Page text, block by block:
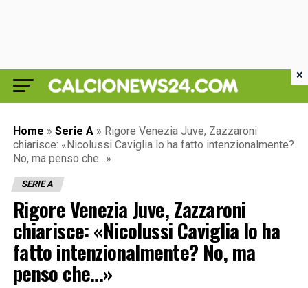
Home » Serie A » Rigore Venezia Juve, Zazzaroni
chiarisce: «Nicolussi Caviglia lo ha fatto intenzionalmente?
No, ma penso che…»
SERIE A
Rigore Venezia Juve, Zazzaroni
chiarisce: «Nicolussi Caviglia lo ha
fatto intenzionalmente? No, ma
penso che…»
×